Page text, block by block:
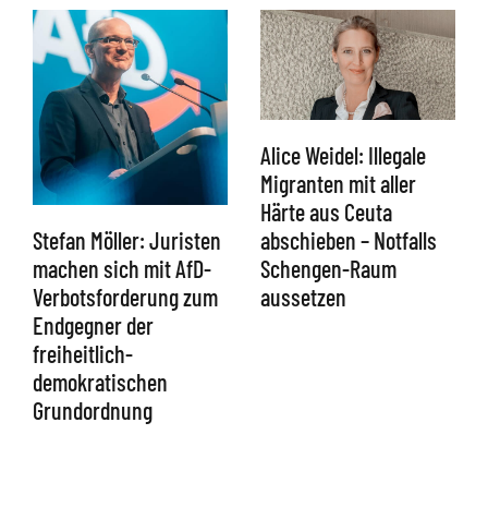
Stefan Möller: Juristen
machen sich mit AfD-
Verbotsforderung zum
Endgegner der
freiheitlich-
demokratischen
Grundordnung
Alice Weidel: Illegale
Migranten mit aller
Härte aus Ceuta
abschieben – Notfalls
Schengen-Raum
aussetzen